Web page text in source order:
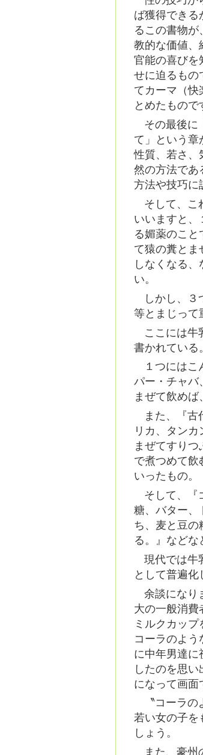
ば獲得でき
るこの書物
教的な価値、
官能の喜びを
せに迫るもの
てカーマ（快
とめたもので
その最後に
て」という
性質、若さ、
然の方法であ
方法や技巧に
そして、こ
いいますと
る媚薬のこ
て猿の糞と
しなくなる
い。
しかし、
等とまじって
ここには
書かれている
１つには
パー・チャバ
まぜて飲めば
また、『
リカ、タン
まぜてすり
で煮つめて飲
いったもの。
そして、『
糖、バター、
ち、麦と豆の
る。』などな
現代では牛
として普遍化
余談になり
大の一般消
ミルクカッ
コーラのよ
に中年男達
したのを思
になって画面
〝コーラ
若い女の子を
しょう。
また、豪